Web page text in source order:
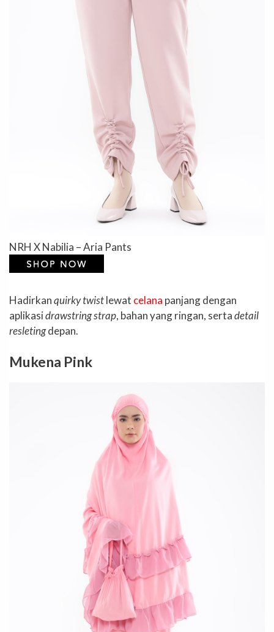
NRH X Nabilia – Aria Pants
Hadirkanquirky twistlewat celana panjang dengan
aplikasidrawstring strap, bahan yang ringan, sertadetail
resletingdepan.
Mukena Pink